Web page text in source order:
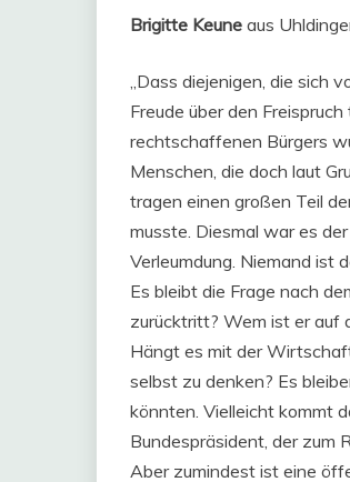
Brigitte Keune aus
„Dass diejenigen, die sich
Freude über den
rechtschaffenen Bürgers
Menschen, die doch laut
tragen einen großen Teil
musste. Diesmal war es
Verleumdung. Niemand ist
Es bleibt die Frage nach
zurücktritt? Wem ist er auf
Hängt es mit der
selbst zu denken? Es
könnten. Vielleicht kommt
Bundespräsident, der zum
Aber zumindest ist eine